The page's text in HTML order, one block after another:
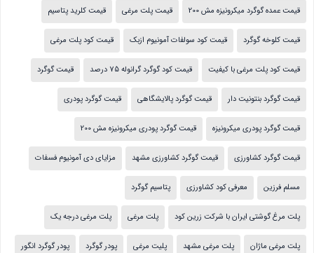
قیمت عمده گوگرد میکرونیزه مش 200 قیمت پلت مرغی قیمت کلرید پتاسیم
قیمت کلوخه گوگرد قیمت کود سولفات آمونیوم ازبک قیمت کود پلت مرغی
قیمت کود پلت مرغی با کیفیت قیمت کود گوگرد گرانوله 75 درصد قیمت گوگرد
قیمت گوگرد بنتونیت دار قیمت گوگرد پالایشگاهی قیمت گوگرد پودری
قیمت گوگرد پودری میکرونیزه قیمت گوگرد پودری میکرونیزه مش 200
قیمت گوگرد کشاورزی قیمت گوگرد کشاورزی مشهد مزایای دی آمونیوم فسفات
مسلم فرزین معرفی کود کشاورزی پتاسیم گوگرد
پلت مرغ گوشتی ایران با شرکت زرین کود پلت مرغی پلت مرغی درجه یک
پلت مرغی ماژان پلت مرغی مشهد پلیت مرغی پودر گوگرد پودر گوگرد انگور